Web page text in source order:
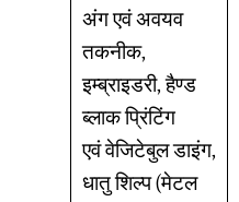
अंग एवं अवयव
तकनीक,
इम्ब्राइडरी, हैण्ड
ब्लाक प्रिंटिंग
एवं वेजिटेबुल डाइंग,
धातु शिल्प (मेटल